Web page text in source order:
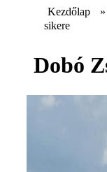
Kezdőlap »
sikere
Dobó